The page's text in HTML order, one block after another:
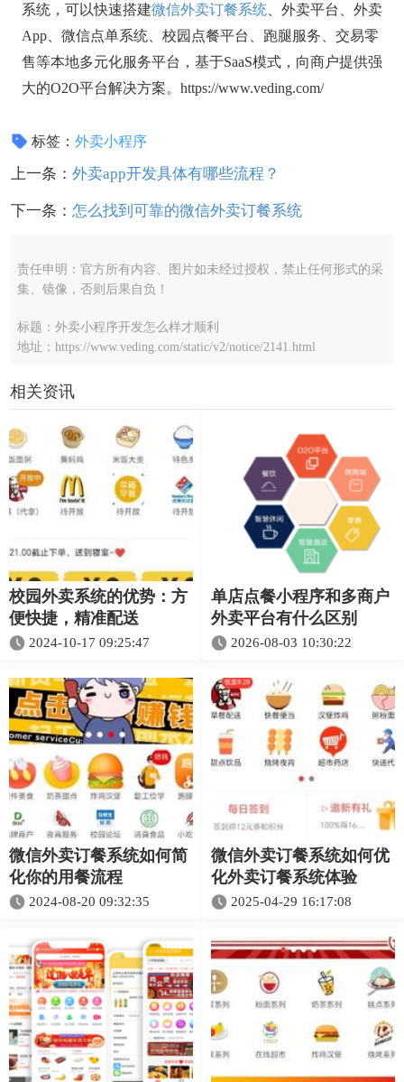
系统，可以快速搭建微信外卖订餐系统、外卖平台、外卖
App、微信点单系统、校园点餐平台、跑腿服务、交易零
售等本地多元化服务平台，基于SaaS模式，向商户提供强
大的O2O平台解决方案。https://www.veding.com/
标签：外卖小程序
上一条： 外卖app开发具体有哪些流程？
下一条： 怎么找到可靠的微信外卖订餐系统
责任申明：官方所有内容、图片如未经过授权，禁止任何形式的采
集、镜像，否则后果自负！
标题：外卖小程序开发怎么样才顺利
地址：https://www.veding.com/static/v2/notice/2141.html
相关资讯
校园外卖系统的优势：方
便快捷，精准配送
2024-10-17 09:25:47
单店点餐小程序和多商户
外卖平台有什么区别
2026-08-03 10:30:22
微信外卖订餐系统如何简
化你的用餐流程
2024-08-20 09:32:35
微信外卖订餐系统如何优
化外卖订餐系统体验​
2025-04-29 16:17:08